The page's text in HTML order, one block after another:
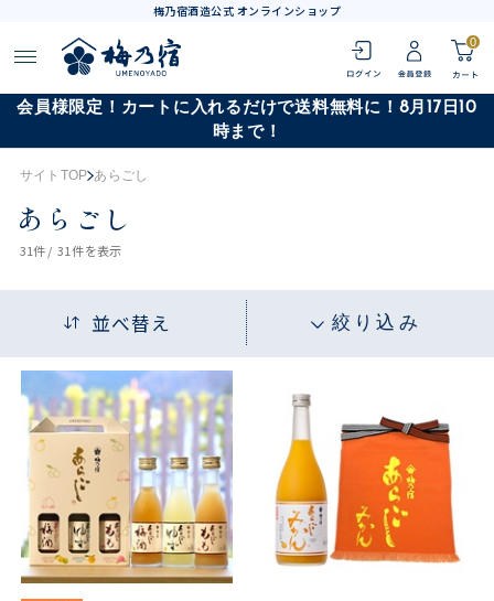
梅乃宿酒造公式 オンラインショップ
0
会員様限定！カートに入れるだけで送料無料に！8月17日10
時まで！
サイトTOP あらごし
あらごし
31件 / 31件を表示
並べ替え 絞り込み